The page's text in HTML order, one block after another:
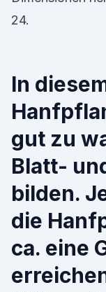
24.
In
gut zu
Blatt-
bilden.
die
ca. eine